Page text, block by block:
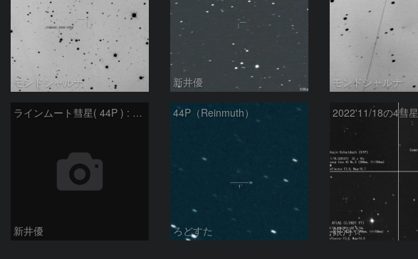
モンドシャルナ 新井優 モンドシャルナ
ラインムート彗星( 44P ) : 2022/11/19
新井優
44P（Reinmuth）
ろどすた
2022'11/18の4彗星
銀河☆